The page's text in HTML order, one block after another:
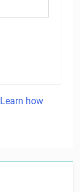
Learn how